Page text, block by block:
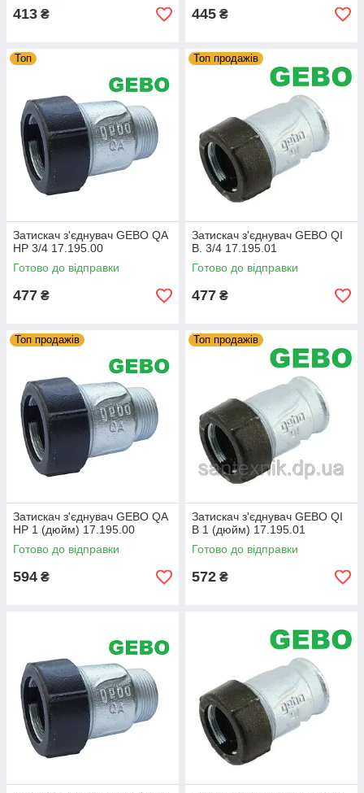
413 ₴ 445 ₴
Топ
Затискач з'єднувач GEBO QA
НР 3/4 17.195.00
Готово до відправки
477 ₴
Топ продажів
Затискач з'єднувач GEBO QI
В. 3/4 17.195.01
Готово до відправки
477 ₴
Топ продажів
Затискач з'єднувач GEBO QA
НР 1 (дюйм) 17.195.00
Готово до відправки
594 ₴
Топ продажів
Затискач з'єднувач GEBO QI
В 1 (дюйм) 17.195.01
Готово до відправки
572 ₴